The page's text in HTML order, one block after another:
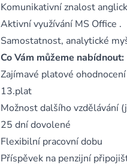
Komunikativní znalost
Aktivní využívání MS Office .
Samostatnost, analytické
Co Vám můžeme nabídnout:
Zajímavé platové ohodnocení
13.plat
Možnost dalšího vzdělávání
25 dní dovolené
Flexibilní pracovní dobu
Příspěvek na penzijní